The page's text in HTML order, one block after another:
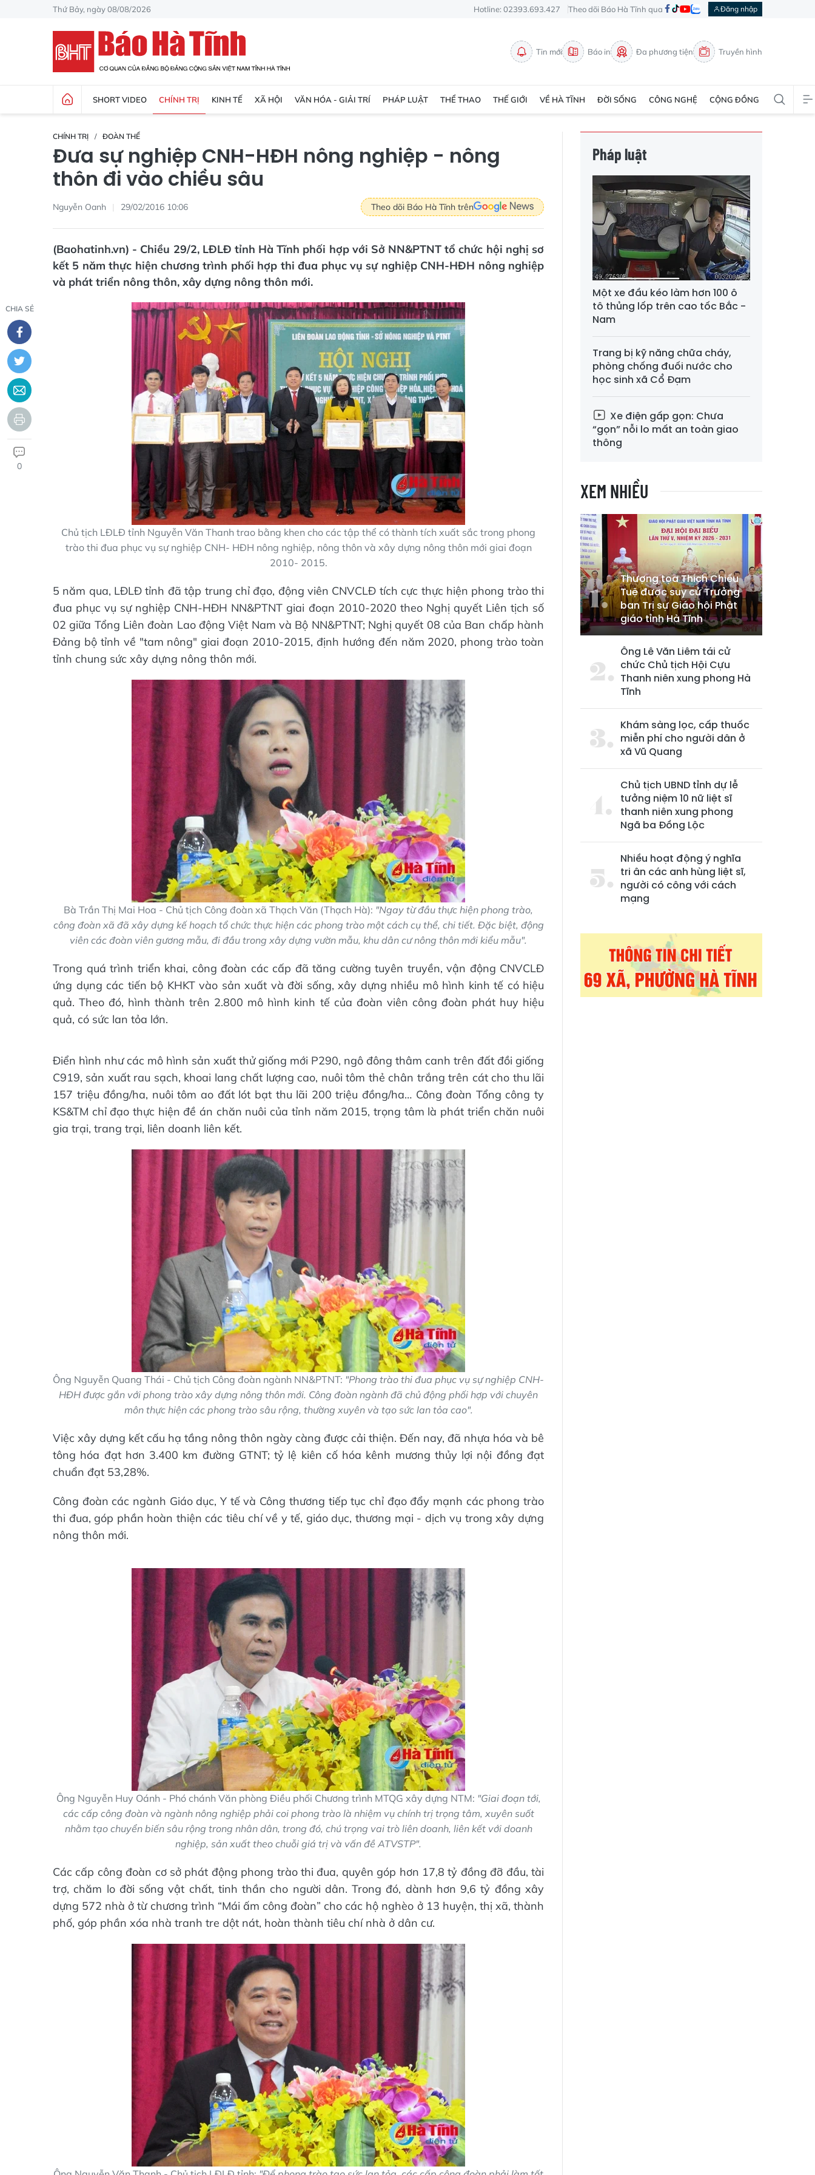
Thứ Bảy, ngày 08/08/2026 Hotline: 02393.693.427 Theo dõi Báo Hà Tĩnh qua Đăng nhập
Tin mới Báo in Đa phương tiện Truyền hình
SHORT VIDEO CHÍNH TRỊ KINH TẾ XÃ HỘI VĂN HÓA - GIẢI TRÍ PHÁP LUẬT THỂ THAO THẾ GIỚI VỀ HÀ TĨNH ĐỜI SỐNG CÔNG NGHỆ CỘNG ĐỒNG
CHÍNH TRỊ ĐOÀN THỂ
Đưa sự nghiệp CNH-HĐH nông nghiệp - nông
thôn đi vào chiều sâu
Nguyễn Oanh 29/02/2016 10:06 Theo dõi Báo Hà Tĩnh trên
(Baohatinh.vn) - Chiều 29/2, LĐLĐ tỉnh Hà Tĩnh phối hợp với Sở NN&PTNT tổ chức hội nghị sơ
kết 5 năm thực hiện chương trình phối hợp thi đua phục vụ sự nghiệp CNH-HĐH nông nghiệp
và phát triển nông thôn, xây dựng nông thôn mới.
CHIA SẺ
0
Chủ tịch LĐLĐ tỉnh Nguyễn Văn Thanh trao bằng khen cho các tập thể có thành tích xuất sắc trong phong
trào thi đua phục vụ sự nghiệp CNH- HĐH nông nghiệp, nông thôn và xây dựng nông thôn mới giai đoạn
2010- 2015.
5 năm qua, LĐLĐ tỉnh đã tập trung chỉ đạo, động viên CNVCLĐ tích cực thực hiện phong trào thi
đua phục vụ sự nghiệp CNH-HĐH NN&PTNT giai đoạn 2010-2020 theo Nghị quyết Liên tịch số
02 giữa Tổng Liên đoàn Lao động Việt Nam và Bộ NN&PTNT; Nghị quyết 08 của Ban chấp hành
Đảng bộ tỉnh về "tam nông" giai đoạn 2010-2015, định hướng đến năm 2020, phong trào toàn
tỉnh chung sức xây dựng nông thôn mới.
Bà Trần Thị Mai Hoa - Chủ tịch Công đoàn xã Thạch Văn (Thạch Hà): "Ngay từ đầu thực hiện phong trào,
công đoàn xã đã xây dựng kế hoạch tổ chức thực hiện các phong trào một cách cụ thể, chi tiết. Đặc biệt, động
viên các đoàn viên gương mẫu, đi đầu trong xây dựng vườn mẫu, khu dân cư nông thôn mới kiểu mẫu".
Trong quá trình triển khai, công đoàn các cấp đã tăng cường tuyên truyền, vận động CNVCLĐ
ứng dụng các tiến bộ KHKT vào sản xuất và đời sống, xây dựng nhiều mô hình kinh tế có hiệu
quả. Theo đó, hình thành trên 2.800 mô hình kinh tế của đoàn viên công đoàn phát huy hiệu
quả, có sức lan tỏa lớn.
Điển hình như các mô hình sản xuất thử giống mới P290, ngô đông thâm canh trên đất đồi giống
C919, sản xuất rau sạch, khoai lang chất lượng cao, nuôi tôm thẻ chân trắng trên cát cho thu lãi
157 triệu đồng/ha, nuôi tôm ao đất lót bạt thu lãi 200 triệu đồng/ha… Công đoàn Tổng công ty
KS&TM chỉ đạo thực hiện đề án chăn nuôi của tỉnh năm 2015, trọng tâm là phát triển chăn nuôi
gia trại, trang trại, liên doanh liên kết.
Ông Nguyễn Quang Thái - Chủ tịch Công đoàn ngành NN&PTNT: "Phong trào thi đua phục vụ sự nghiệp CNH-
HĐH được gắn với phong trào xây dựng nông thôn mới. Công đoàn ngành đã chủ động phối hợp với chuyên
môn thực hiện các phong trào sâu rộng, thường xuyên và tạo sức lan tỏa cao".
Việc xây dựng kết cấu hạ tầng nông thôn ngày càng được cải thiện. Đến nay, đã nhựa hóa và bê
tông hóa đạt hơn 3.400 km đường GTNT; tỷ lệ kiên cố hóa kênh mương thủy lợi nội đồng đạt
chuẩn đạt 53,28%.
Công đoàn các ngành Giáo dục, Y tế và Công thương tiếp tục chỉ đạo đẩy mạnh các phong trào
thi đua, góp phần hoàn thiện các tiêu chí về y tế, giáo dục, thương mại - dịch vụ trong xây dựng
nông thôn mới.
Ông Nguyễn Huy Oánh - Phó chánh Văn phòng Điều phối Chương trình MTQG xây dựng NTM: "Giai đoạn tới,
các cấp công đoàn và ngành nông nghiệp phải coi phong trào là nhiệm vụ chính trị trọng tâm, xuyên suốt
nhằm tạo chuyển biến sâu rộng trong nhân dân, trong đó, chú trọng vai trò liên doanh, liên kết với doanh
nghiệp, sản xuất theo chuỗi giá trị và vấn đề ATVSTP".
Các cấp công đoàn cơ sở phát động phong trào thi đua, quyên góp hơn 17,8 tỷ đồng đỡ đầu, tài
trợ, chăm lo đời sống vật chất, tinh thần cho người dân. Trong đó, dành hơn 9,6 tỷ đồng xây
dựng 572 nhà ở từ chương trình “Mái ấm công đoàn” cho các hộ nghèo ở 13 huyện, thị xã, thành
phố, góp phần xóa nhà tranh tre dột nát, hoàn thành tiêu chí nhà ở dân cư.
Pháp luật
Một xe đầu kéo làm hơn 100 ô
tô thủng lốp trên cao tốc Bắc -
Nam
Trang bị kỹ năng chữa cháy,
phòng chống đuối nước cho
học sinh xã Cổ Đạm
Xe điện gấp gọn: Chưa
“gọn” nỗi lo mất an toàn giao
thông
XEM NHIỀU
Thượng tọa Thích Chiếu
Tuệ được suy cử Trưởng
ban Trị sự Giáo hội Phật
giáo tỉnh Hà Tĩnh
Ông Lê Văn Liêm tái cử
chức Chủ tịch Hội Cựu
Thanh niên xung phong Hà
Tĩnh
Khám sàng lọc, cấp thuốc
miễn phí cho người dân ở
xã Vũ Quang
Chủ tịch UBND tỉnh dự lễ
tưởng niệm 10 nữ liệt sĩ
thanh niên xung phong
Ngã ba Đồng Lộc
Nhiều hoạt động ý nghĩa
tri ân các anh hùng liệt sĩ,
người có công với cách
mạng